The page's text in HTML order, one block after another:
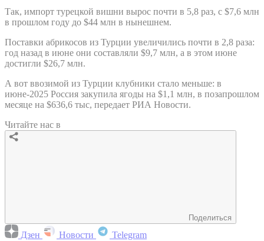
Так, импорт турецкой вишни вырос почти в 5,8 раз, с $7,6 млн
в прошлом году до $44 млн в нынешнем.
Поставки абрикосов из Турции увеличились почти в 2,8 раза:
год назад в июне они составляли $9,7 млн, а в этом июне
достигли $26,7 млн.
А вот ввозимой из Турции клубники стало меньше: в
июне-2025 Россия закупила ягоды на $1,1 млн, в позапрошлом
месяце на $636,6 тыс, передает РИА Новости.
Читайте нас в
Поделиться
Дзен Новости Telegram